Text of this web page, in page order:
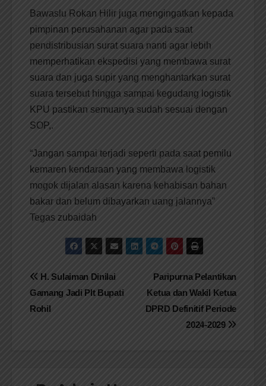
Bawaslu Rokan Hilir juga mengingatkan kepada
pimpinan perusahanan agar pada saat
pendistribusian surat suara nanti agar lebih
memperhatikan ekspedisi yang membawa surat
suara dan juga supir yang menghantarkan surat
suara tersebut hingga sampai kegudang logistik
KPU pastikan semuanya sudah sesuai dengan
SOP,.
“Jangan sampai terjadi seperti pada saat pemilu
kemaren kendaraan yang membawa logistik
mogok dijalan alasan karena kehabisan bahan
bakar dan belum dibayarkan uang jalannya”
Tegas zubaidah
Navigasi
pos
Paripurna Pelantikan
Ketua dan Wakil Ketua
DPRD Definitif Periode
2024-2029
H. Sulaiman Dinilai
Gamang Jadi Plt Bupati
Rohil